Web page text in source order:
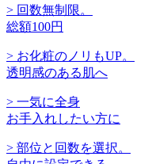
> 回数無制限。
総額100円
> お化粧のノリもUP。
透明感のある肌へ
> 一気に全身
お手入れしたい方に
> 部位と回数を選択。